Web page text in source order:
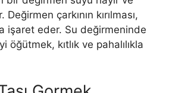
çarkının kırılması,
işaret eder. Su değirmeninde
öğütmek, kıtlık ve pa­halılıkla